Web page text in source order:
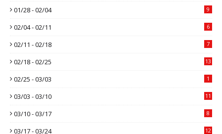
01/28 - 02/04 9
02/04 - 02/11 6
02/11 - 02/18 7
02/18 - 02/25 13
02/25 - 03/03 1
03/03 - 03/10 11
03/10 - 03/17 8
03/17 - 03/24 12